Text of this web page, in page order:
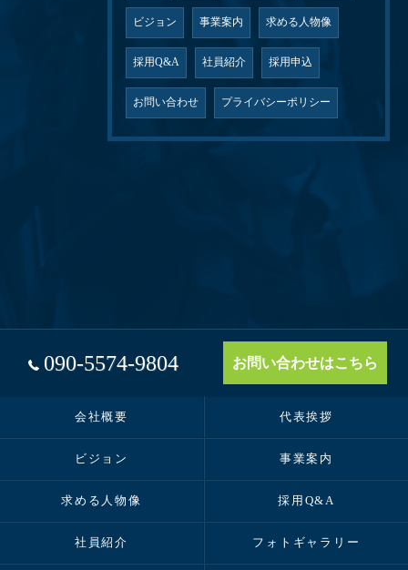
ビジョン 事業案内 求める人物像
採用Q&A 社員紹介 採用申込
お問い合わせ プライバシーポリシー
090-5574-9804 お問い合わせはこちら
会社概要 代表挨拶
ビジョン 事業案内
求める人物像 採用Q&A
社員紹介 フォトギャラリー